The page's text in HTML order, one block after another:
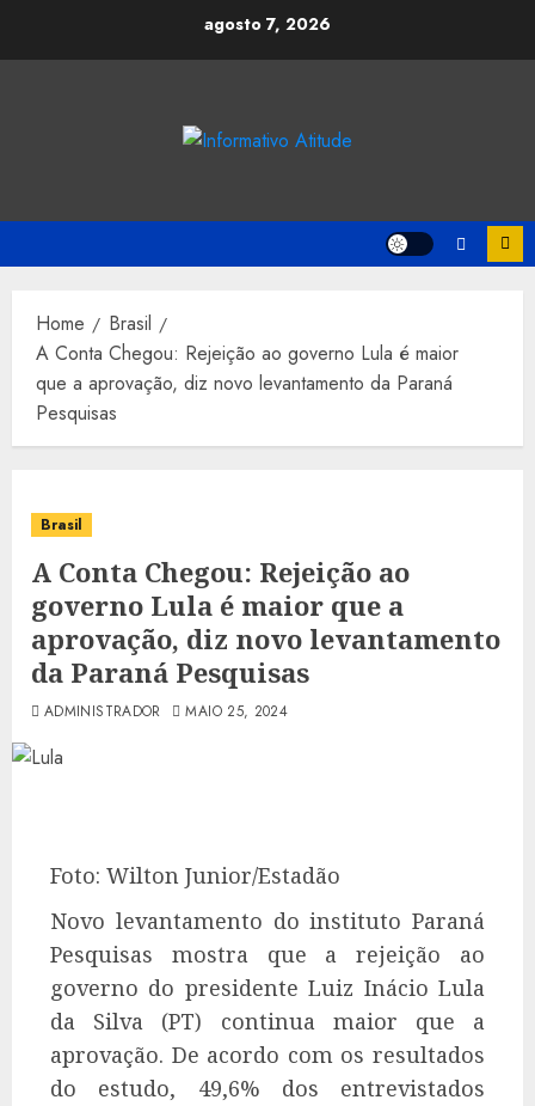
agosto 7, 2026
Home
Brasil
A Conta Chegou: Rejeição ao governo Lula é maior
que a aprovação, diz novo levantamento da Paraná
Pesquisas
Brasil
A Conta Chegou: Rejeição ao
governo Lula é maior que a
aprovação, diz novo levantamento
da Paraná Pesquisas
ADMINISTRADOR MAIO 25, 2024
Foto: Wilton Junior/Estadão
Novo levantamento do instituto Paraná
Pesquisas mostra que a rejeição ao
governo do presidente Luiz Inácio Lula
da Silva (PT) continua maior que a
aprovação. De acordo com os resultados
do estudo, 49,6% dos entrevistados